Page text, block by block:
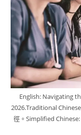
English: Navigating
2026.Traditional
徑。Simplified